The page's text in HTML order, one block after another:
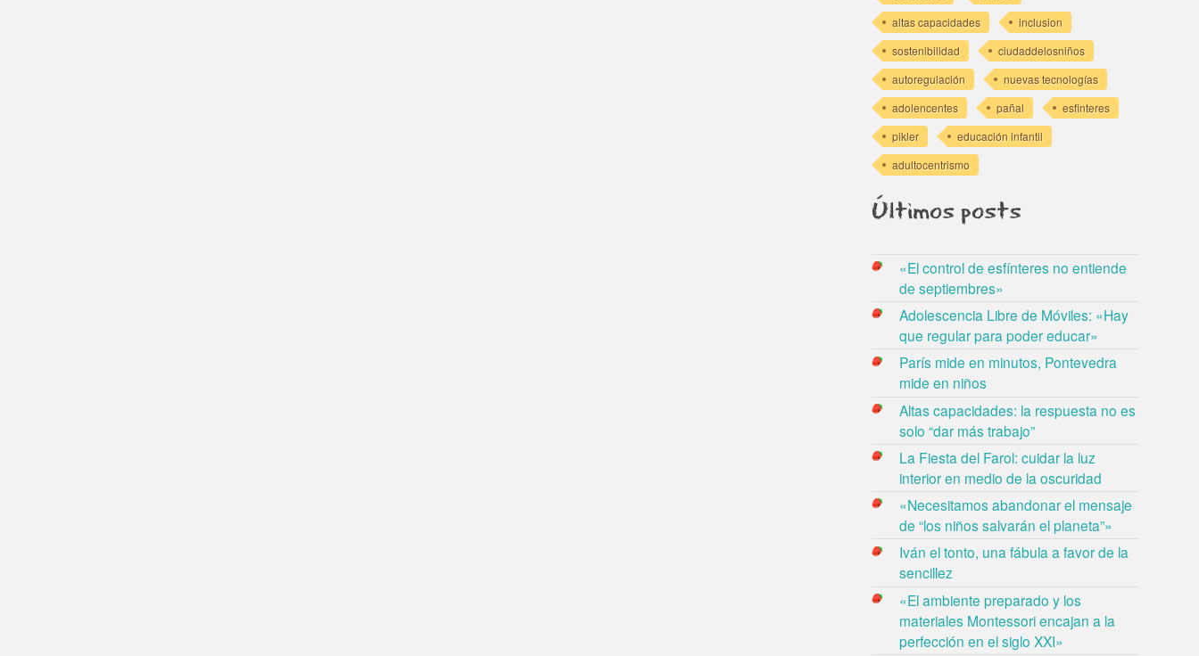
altas capacidades
inclusion
sostenibilidad
ciudaddelosniños
autoregulación
nuevas tecnologías
adolencentes
pañal
esfinteres
pikler
educación infantil
adultocentrismo
Últimos posts
«El control de esfínteres no entiende
de septiembres»
Adolescencia Libre de Móviles: «Hay
que regular para poder educar»
París mide en minutos, Pontevedra
mide en niños
Altas capacidades: la respuesta no es
solo “dar más trabajo”
La Fiesta del Farol: cuidar la luz
interior en medio de la oscuridad
«Necesitamos abandonar el mensaje
de “los niños salvarán el planeta”»
Iván el tonto, una fábula a favor de la
sencillez
«El ambiente preparado y los
materiales Montessori encajan a la
perfección en el siglo XXI»